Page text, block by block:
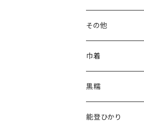
その他
巾着
黒糯
能登ひかり